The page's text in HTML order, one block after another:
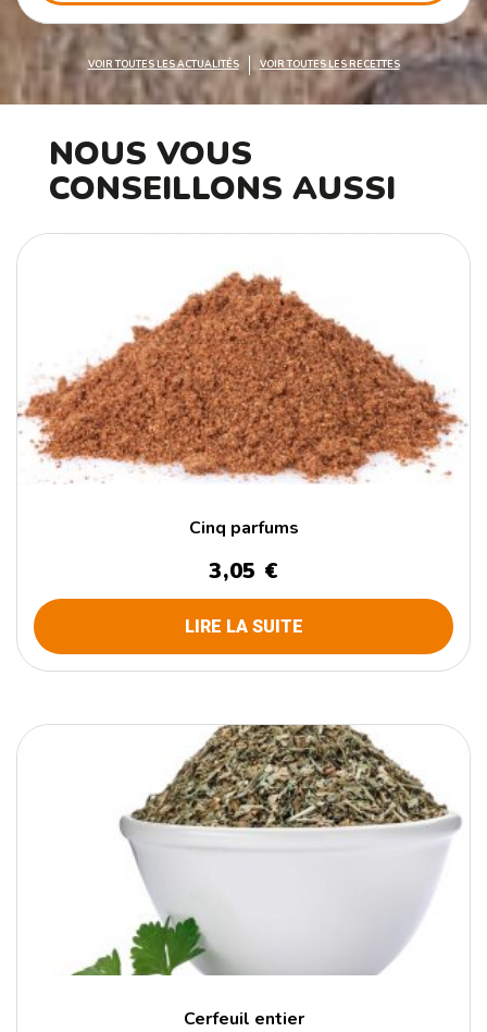
VOIR TOUTES LES ACTUALITÉS VOIR TOUTES LES RECETTES
NOUS VOUS
CONSEILLONS AUSSI
Cinq parfums
3,05 €
LIRE LA SUITE
Cerfeuil entier